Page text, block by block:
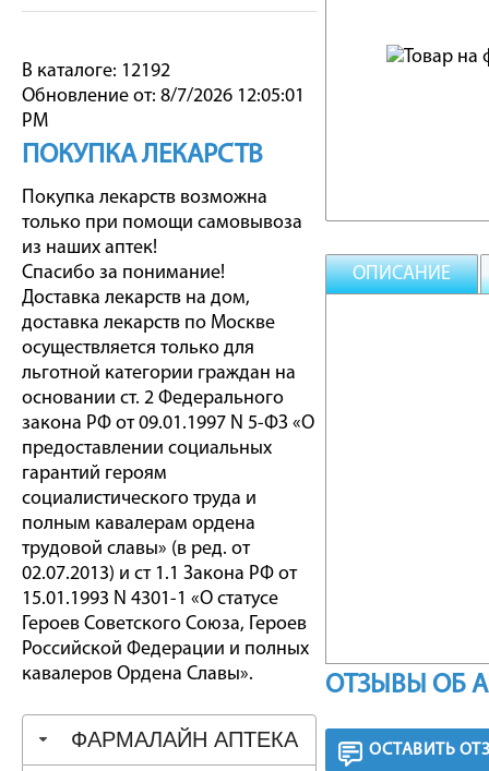
В каталоге: 12192
Обновление от: 8/7/2026 12:05:01
PM
ПОКУПКА ЛЕКАРСТВ
Покупка лекарств возможна
только при помощи самовывоза
из наших аптек!
Спасибо за понимание!
Доставка лекарств на дом,
доставка лекарств по Москве
осуществляется только для
льготной категории граждан на
основании ст. 2 Федерального
закона РФ от 09.01.1997 N 5-ФЗ «О
предоставлении социальных
гарантий героям
социалистического труда и
полным кавалерам ордена
трудовой славы» (в ред. от
02.07.2013) и ст 1.1 Закона РФ от
15.01.1993 N 4301-1 «О статусе
Героев Советского Союза, Героев
Российской Федерации и полных
кавалеров Ордена Славы».
ФАРМАЛАЙН АПТЕКА
ОПИСАНИЕ
ОТЗЫВЫ ОБ
ОСТАВИТЬ